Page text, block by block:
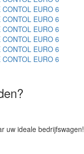
uw ideale bedrijfswagen!